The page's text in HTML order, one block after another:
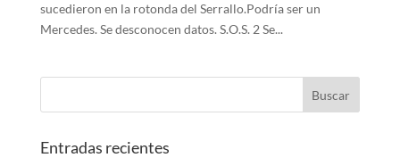
sucedieron en la rotonda del Serrallo.Podría ser un
Mercedes. Se desconocen datos. S.O.S. 2 Se...
Entradas recientes